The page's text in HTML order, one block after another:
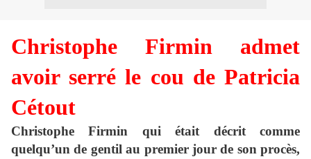
Christophe Firmin admet
avoir serré le cou de Patricia
Cétout
Christophe Firmin qui était décrit comme
quelqu’un de gentil au premier jour de son procès,